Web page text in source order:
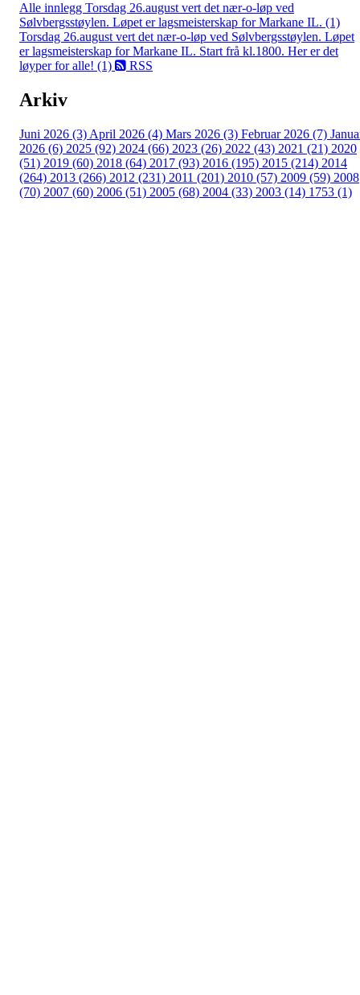
Alle innlegg Torsdag 26.august vert det nær-o-løp ved
Sølvbergsstøylen. Løpet er lagsmeisterskap for Markane IL. (1)
Torsdag 26.august vert det nær-o-løp ved Sølvbergsstøylen. Løpet
er lagsmeisterskap for Markane IL. Start frå kl.1800. Her er det
løyper for alle! (1)
RSS
Arkiv
Juni 2026 (3) April 2026 (4) Mars 2026 (3) Februar 2026 (7)
2026 (6) 2025 (92) 2024 (66) 2023 (26) 2022 (43) 2021 (21) 2020
(51) 2019 (60) 2018 (64) 2017 (93) 2016 (195) 2015 (214) 2014
(264) 2013 (266) 2012 (231) 2011 (201) 2010 (57) 2009 (59) 2008
(70) 2007 (60) 2006 (51) 2005 (68) 2004 (33) 2003 (14) 1753 (1)